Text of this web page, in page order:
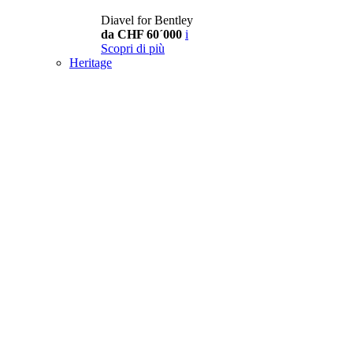
Diavel for Bentley
da CHF 60´000 i
Scopri di più
Heritage